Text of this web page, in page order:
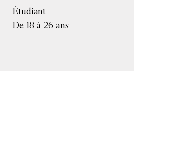
Étudiant
De 18 à 26 ans